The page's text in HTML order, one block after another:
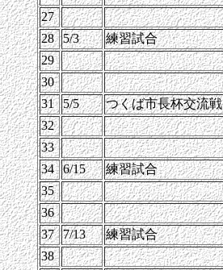
27
28
5/3 練習試合
29
30
31
5/5 つくば市長杯交流戦
32
33
34
6/15 練習試合
35
36
37
7/13 練習試合
38